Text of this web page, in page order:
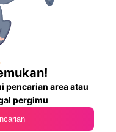
pencarian area atau
pergimu